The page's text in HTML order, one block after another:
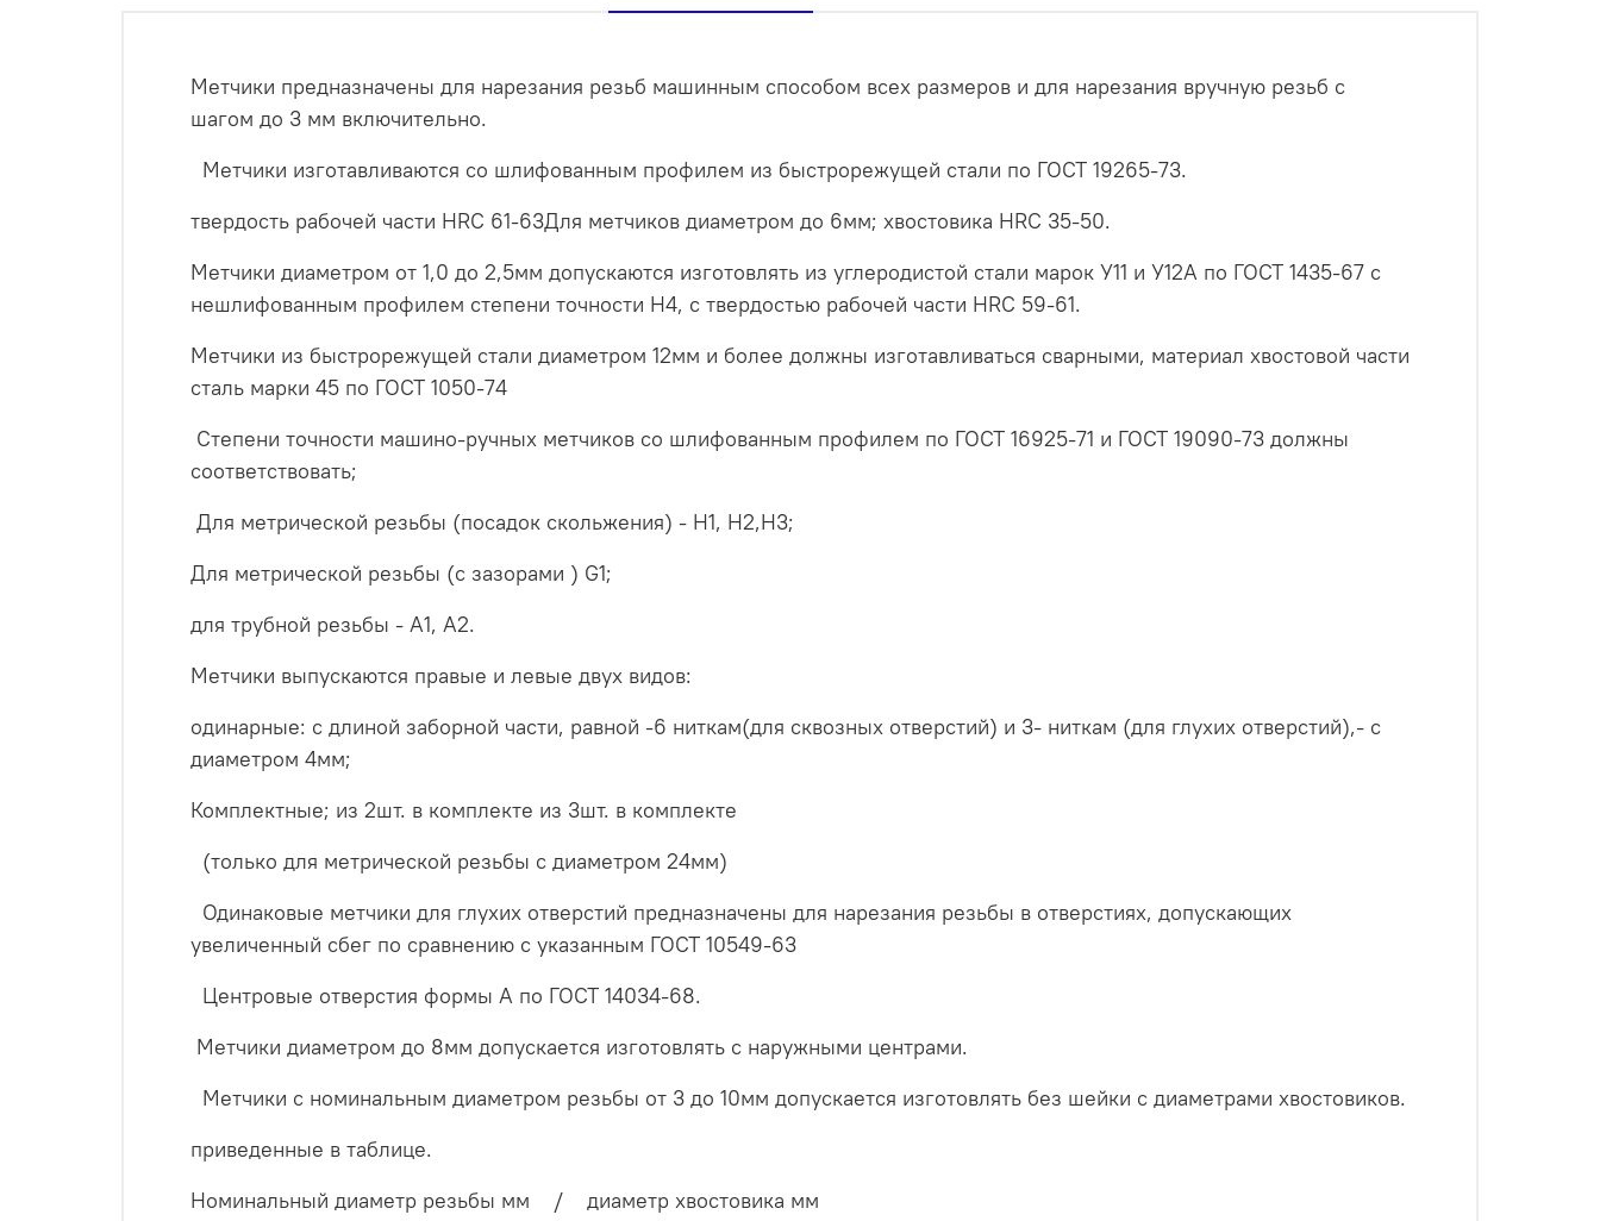
Метчики предназначены для нарезания резьб машинным способом всех размеров и для нарезания вручную резьб с
шагом до 3 мм включительно.
Метчики изготавливаются со шлифованным профилем из быстрорежущей стали по ГОСТ 19265-73.
твердость рабочей части HRC 61-63Для метчиков диаметром до 6мм; хвостовика HRC 35-50.
Метчики диаметром от 1,0 до 2,5мм допускаются изготовлять из углеродистой стали марок У11 и У12А по ГОСТ 1435-67 с
нешлифованным профилем степени точности Н4, с твердостью рабочей части HRC 59-61.
Метчики из быстрорежущей стали диаметром 12мм и более должны изготавливаться сварными, материал хвостовой части
сталь марки 45 по ГОСТ 1050-74
Степени точности машино-ручных метчиков со шлифованным профилем по ГОСТ 16925-71 и ГОСТ 19090-73 должны
соответствовать;
Для метрической резьбы (посадок скольжения) - Н1, Н2,Н3;
Для метрической резьбы (с зазорами ) G1;
для трубной резьбы - А1, А2.
Метчики выпускаются правые и левые двух видов:
одинарные: с длиной заборной части, равной -6 ниткам(для сквозных отверстий) и 3- ниткам (для глухих отверстий),- с
диаметром 4мм;
Комплектные; из 2шт. в комплекте из 3шт. в комплекте
(только для метрической резьбы с диаметром 24мм)
Одинаковые метчики для глухих отверстий предназначены для нарезания резьбы в отверстиях, допускающих
увеличенный сбег по сравнению с указанным ГОСТ 10549-63
Центровые отверстия формы А по ГОСТ 14034-68.
Метчики диаметром до 8мм допускается изготовлять с наружными центрами.
Метчики с номинальным диаметром резьбы от 3 до 10мм допускается изготовлять без шейки с диаметрами хвостовиков.
приведенные в таблице.
Номинальный диаметр резьбы мм / диаметр хвостовика мм